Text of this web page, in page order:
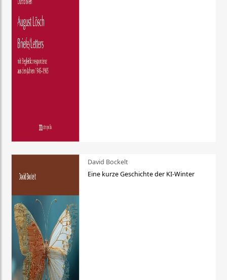
David Bockelt
Eine kurze Geschichte der KI-Winter